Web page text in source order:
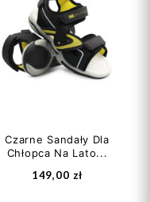
Czarne Sandały Dla
Chłopca Na Lato...
149,00 zł